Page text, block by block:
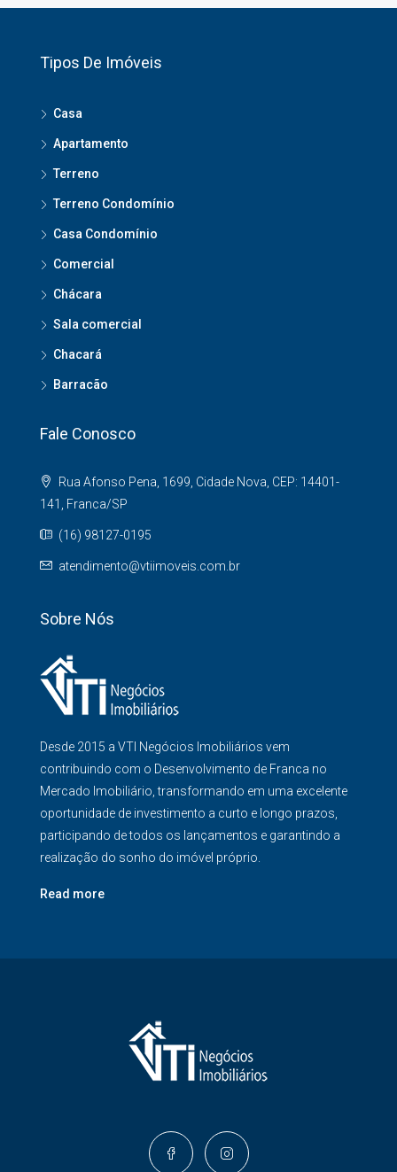
Tipos De Imóveis
Casa
Apartamento
Terreno
Terreno Condomínio
Casa Condomínio
Comercial
Chácara
Sala comercial
Chacará
Barracão
Fale Conosco
Rua Afonso Pena, 1699, Cidade Nova, CEP: 14401-
141, Franca/SP
(16) 98127-0195
atendimento@vtiimoveis.com.br
Sobre Nós
Desde 2015 a VTI Negócios Imobiliários vem
contribuindo com o Desenvolvimento de Franca no
Mercado Imobiliário, transformando em uma excelente
oportunidade de investimento a curto e longo prazos,
participando de todos os lançamentos e garantindo a
realização do sonho do imóvel próprio.
Read more